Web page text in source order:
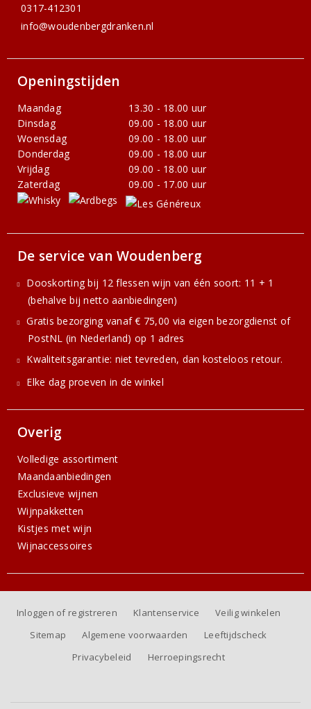
0317-412301
info@woudenbergdranken.nl
Openingstijden
Maandag
13.30 - 18.00 uur
Dinsdag
09.00 - 18.00 uur
Woensdag
09.00 - 18.00 uur
Donderdag
09.00 - 18.00 uur
Vrijdag
09.00 - 18.00 uur
Zaterdag
09.00 - 17.00 uur
De service van Woudenberg
Dooskorting bij 12 flessen wijn van één soort: 11 + 1
(behalve bij netto aanbiedingen)
Gratis bezorging vanaf € 75,00 via eigen bezorgdienst of
PostNL (in Nederland) op 1 adres
Kwaliteitsgarantie: niet tevreden, dan kosteloos retour.
Elke dag proeven in de winkel
Overig
Volledige assortiment
Maandaanbiedingen
Exclusieve wijnen
Wijnpakketten
Kistjes met wijn
Wijnaccessoires
Inloggen of registreren Klantenservice
Veilig winkelen
Sitemap
Algemene voorwaarden
Leeftijdscheck
Privacybeleid
Herroepingsrecht